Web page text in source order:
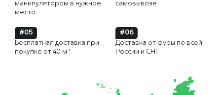
манипулятором в нужное
место
самовывозе
#05
Бесплатная доставка при
покупке от 40 м³
#06
Доставка от фуры по всей
России и СНГ